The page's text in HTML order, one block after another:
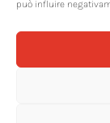
può influire
© 2026 RTS Srl |